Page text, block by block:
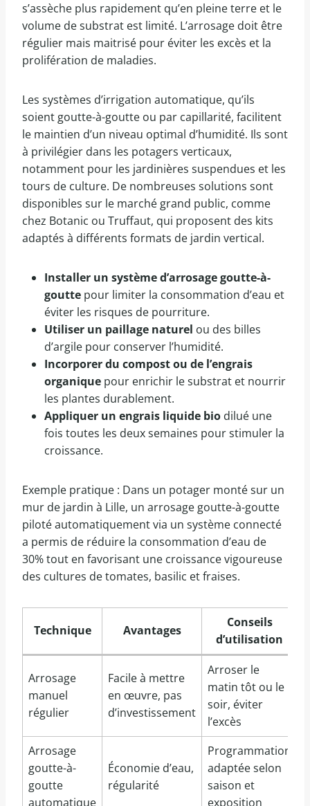
s’assèche plus rapidement qu’en pleine terre et le
volume de substrat est limité. L’arrosage doit être
régulier mais maitrisé pour éviter les excès et la
prolifération de maladies.
Les systèmes d’irrigation automatique, qu’ils
soient goutte-à-goutte ou par capillarité, facilitent
le maintien d’un niveau optimal d’humidité. Ils sont
à privilégier dans les potagers verticaux,
notamment pour les jardinières suspendues et les
tours de culture. De nombreuses solutions sont
disponibles sur le marché grand public, comme
chez Botanic ou Truffaut, qui proposent des kits
adaptés à différents formats de jardin vertical.
Installer un système d’arrosage goutte-à-
goutte pour limiter la consommation d’eau et
éviter les risques de pourriture.
Utiliser un paillage naturel ou des billes
d’argile pour conserver l’humidité.
Incorporer du compost ou de l’engrais
organique pour enrichir le substrat et nourrir
les plantes durablement.
Appliquer un engrais liquide bio dilué une
fois toutes les deux semaines pour stimuler la
croissance.
Exemple pratique : Dans un potager monté sur un
mur de jardin à Lille, un arrosage goutte-à-goutte
piloté automatiquement via un système connecté
a permis de réduire la consommation d’eau de
30% tout en favorisant une croissance vigoureuse
des cultures de tomates, basilic et fraises.
Technique Avantages
Conseils
d’utilisation
Arrosage
manuel
régulier
Facile à mettre
en œuvre, pas
d’investissement
Arroser le
matin tôt ou le
soir, éviter
l’excès
Arrosage
goutte-à-
goutte
automatique
Économie d’eau,
régularité
Programmation
adaptée selon
saison et
exposition